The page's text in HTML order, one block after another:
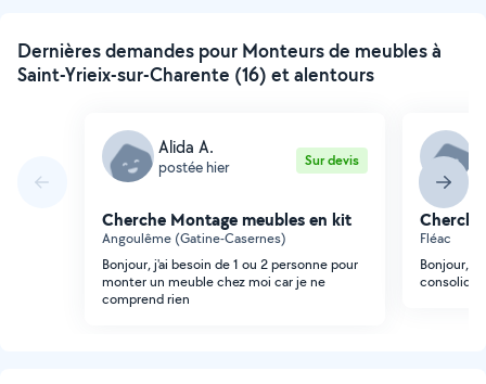
Dernières demandes pour Monteurs de meubles à
Saint-Yrieix-sur-Charente (16) et alentours
Alida A.
postée hier Sur devis
Cherche Montage meubles en kit
Angoulême (Gatine-Casernes)
Bonjour, j'ai besoin de 1 ou 2 personne pour
monter un meuble chez moi car je ne
comprend rien
Fléac
Bonjour,
consolider